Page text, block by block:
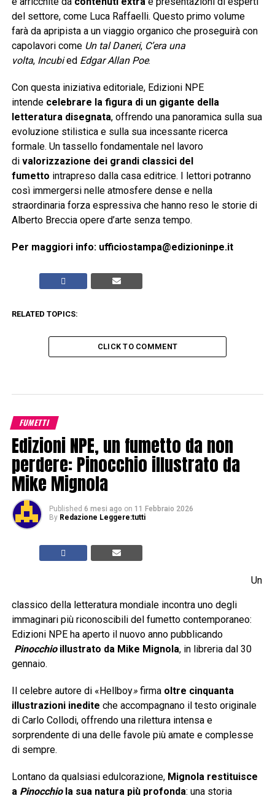
del settore, come Luca Raffaelli. Questo primo volume
farà da apripista a un viaggio organico che proseguirà con
capolavori come Un tal Daneri, C’era una
volta, Incubied Edgar Allan Poe.
Con questa iniziativa editoriale, Edizioni NPE
intende celebrare la figura di un gigante della
letteratura disegnata, offrendo una panoramica sulla sua
evoluzione stilistica e sulla sua incessante ricerca
formale. Un tassello fondamentale nel lavoro
di valorizzazione dei grandi classici del
fumetto intrapreso dalla casa editrice. I lettori potranno
così immergersi nelle atmosfere dense e nella
straordinaria forza espressiva che hanno reso le storie di
Alberto Breccia opere d’arte senza tempo.
Per maggiori info: ufficiostampa@edizioninpe.it
RELATED TOPICS:
CLICK TO COMMENT
FUMETTI
Edizioni NPE, un fumetto da non
perdere: Pinocchio illustrato da
Mike Mignola
Published 6 mesi ago on 11 Febbraio 2026
By Redazione Leggere:tutti
Un
classico della letteratura mondiale incontra uno degli
immaginari più riconoscibili del fumetto contemporaneo:
Edizioni NPE ha aperto il nuovo anno pubblicando
Pinocchioillustrato da Mike Mignola, in libreria dal 30
gennaio.
Il celebre autore di «Hellboy»firma oltre cinquanta
illustrazioni inedite che accompagnano il testo originale
di Carlo Collodi, offrendo una rilettura intensa e
sorprendente di una delle favole più amate e complesse
di sempre.
Lontano da qualsiasi edulcorazione, Mignola restituisce
a Pinocchiola sua natura più profonda: una storia